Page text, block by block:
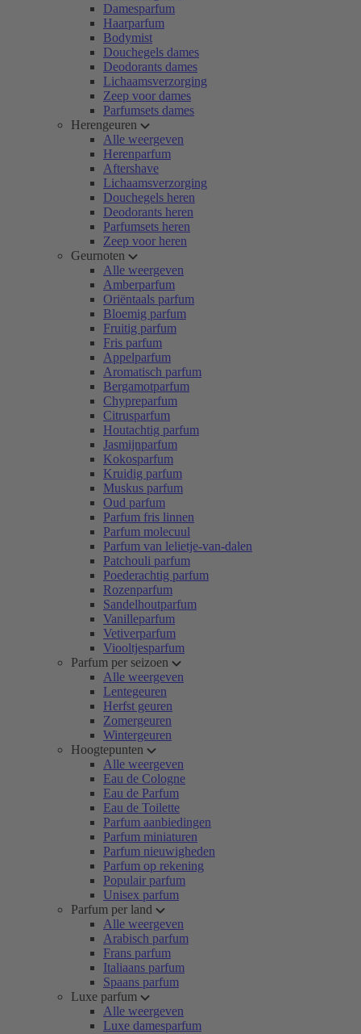
Damesparfum
Haarparfum
Bodymist
Douchegels dames
Deodorants dames
Lichaamsverzorging
Zeep voor dames
Parfumsets dames
Herengeuren
Alle weergeven
Herenparfum
Aftershave
Lichaamsverzorging
Douchegels heren
Deodorants heren
Parfumsets heren
Zeep voor heren
Geurnoten
Alle weergeven
Amberparfum
Oriëntaals parfum
Bloemig parfum
Fruitig parfum
Fris parfum
Appelparfum
Aromatisch parfum
Bergamotparfum
Chypreparfum
Citrusparfum
Houtachtig parfum
Jasmijnparfum
Kokosparfum
Kruidig parfum
Muskus parfum
Oud parfum
Parfum fris linnen
Parfum molecuul
Parfum van lelietje-van-dalen
Patchouli parfum
Poederachtig parfum
Rozenparfum
Sandelhoutparfum
Vanilleparfum
Vetiverparfum
Viooltjesparfum
Parfum per seizoen
Alle weergeven
Lentegeuren
Herfst geuren
Zomergeuren
Wintergeuren
Hoogtepunten
Alle weergeven
Eau de Cologne
Eau de Parfum
Eau de Toilette
Parfum aanbiedingen
Parfum miniaturen
Parfum nieuwigheden
Parfum op rekening
Populair parfum
Unisex parfum
Parfum per land
Alle weergeven
Arabisch parfum
Frans parfum
Italiaans parfum
Spaans parfum
Luxe parfum
Alle weergeven
Luxe damesparfum